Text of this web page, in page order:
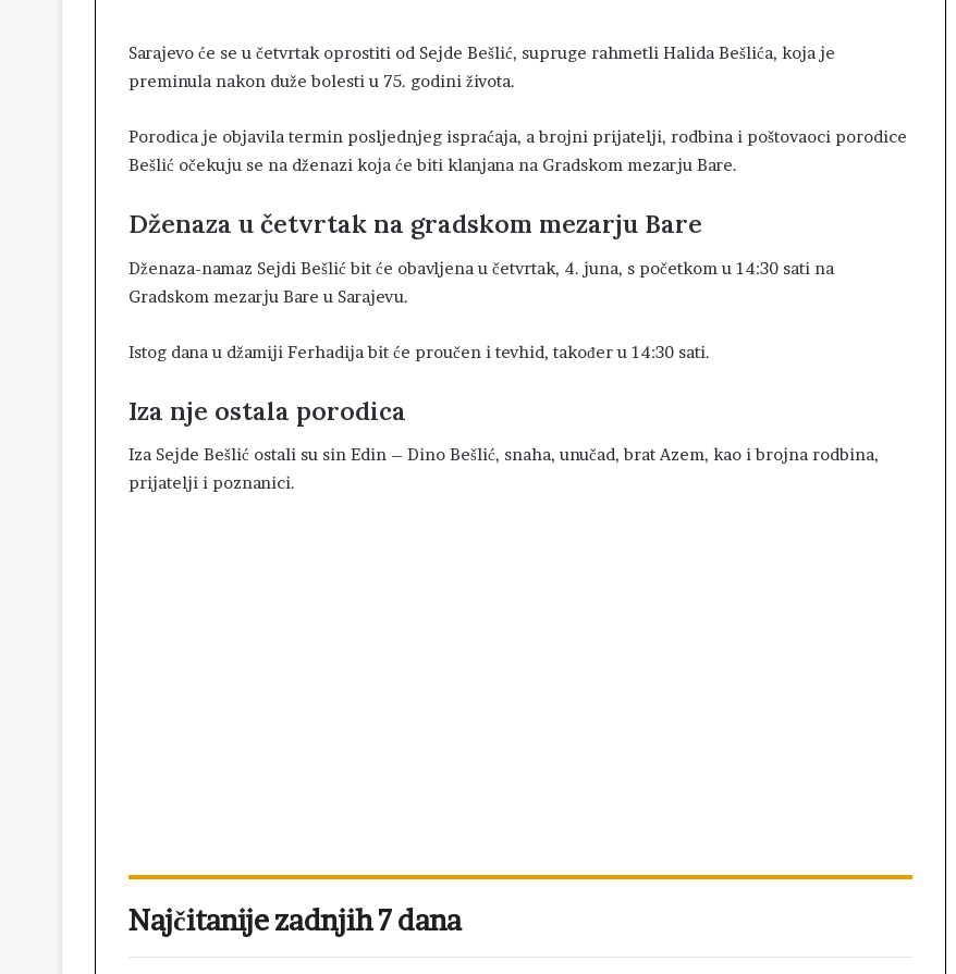
Sarajevo će se u četvrtak oprostiti od Sejde Bešlić, supruge rahmetli Halida Bešlića, koja je
preminula nakon duže bolesti u 75. godini života.
Porodica je objavila termin posljednjeg ispraćaja, a brojni prijatelji, rodbina i poštovaoci porodice
Bešlić očekuju se na dženazi koja će biti klanjana na Gradskom mezarju Bare.
Dženaza u četvrtak na gradskom mezarju Bare
Dženaza-namaz Sejdi Bešlić bit će obavljena u četvrtak, 4. juna, s početkom u 14:30 sati na
Gradskom mezarju Bare u Sarajevu.
Istog dana u džamiji Ferhadija bit će proučen i tevhid, također u 14:30 sati.
Iza nje ostala porodica
Iza Sejde Bešlić ostali su sin Edin – Dino Bešlić, snaha, unučad, brat Azem, kao i brojna rodbina,
prijatelji i poznanici.
Najčitanije zadnjih 7 dana